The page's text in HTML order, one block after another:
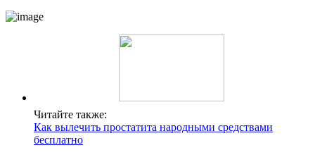
Читайте также:
Как вылечить простатита народными средствами
бесплатно